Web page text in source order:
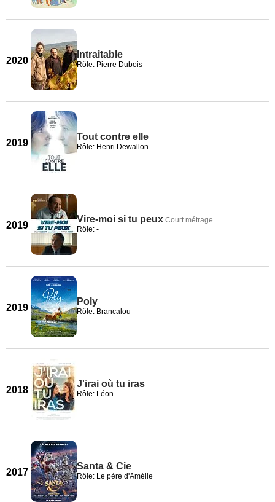
2020
Intraitable
Rôle: Pierre Dubois
2019
Tout contre elle
Rôle: Henri Dewallon
2019
Vire-moi si tu peux Court métrage
Rôle: -
2019
Poly
Rôle: Brancalou
2018
J'irai où tu iras
Rôle: Léon
2017
Santa & Cie
Rôle: Le père d'Amélie